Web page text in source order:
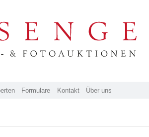
Formulare Kontakt Über uns